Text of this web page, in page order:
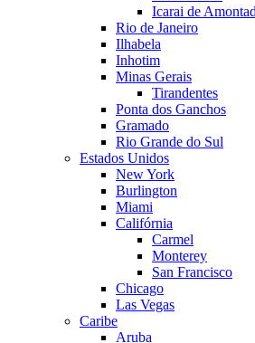
Icarai de
Rio de Janeiro
Ilhabela
Inhotim
Minas Gerais
Tirandentes
Ponta dos Ganchos
Gramado
Rio Grande do Sul
Estados Unidos
New York
Burlington
Miami
Califórnia
Carmel
Monterey
San Francisco
Chicago
Las Vegas
Caribe
Aruba